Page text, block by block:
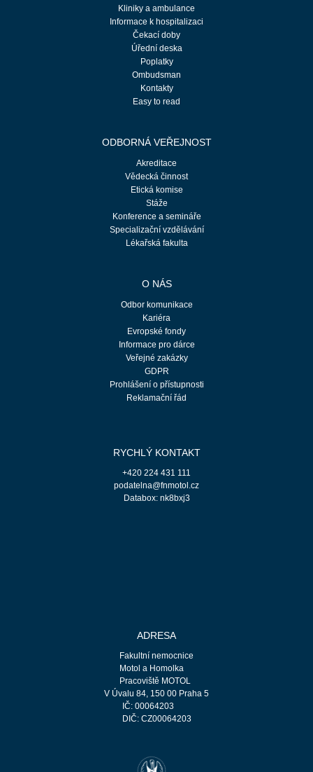
Kliniky a ambulance
Informace k hospitalizaci
Čekací doby
Úřední deska
Poplatky
Ombudsman
Kontakty
Easy to read
ODBORNÁ VEŘEJNOST
Akreditace
Vědecká činnost
Etická komise
Stáže
Konference a semináře
Specializační vzdělávání
Lékařská fakulta
O NÁS
Odbor komunikace
Kariéra
Evropské fondy
Informace pro dárce
Veřejné zakázky
GDPR
Prohlášení o přístupnosti
Reklamační řád
RYCHLÝ KONTAKT
+420 224 431 111
podatelna@fnmotol.cz
Databox: nk8bxj3
ADRESA
Fakultní nemocnice
Motol a Homolka
Pracoviště MOTOL
V Úvalu 84, 150 00 Praha 5
IČ: 00064203
DIČ: CZ00064203